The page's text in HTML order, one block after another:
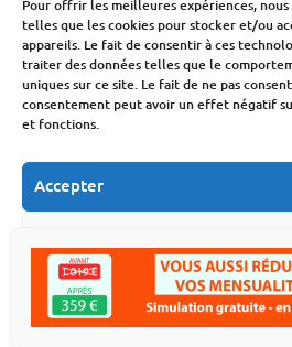
Pour offrir les meilleures expériences,
telles que les cookies pour stocker et/ou
appareils. Le fait de consentir à ces
traiter des données telles que le
uniques sur ce site. Le fait de ne pas
consentement peut avoir un effet négatif
et fonctions.
Accepter
Voir les préférences
Politique de cookies
7 Août 2026
Économie
secteur traverse sa pire
crise
Fabien Monvoisin